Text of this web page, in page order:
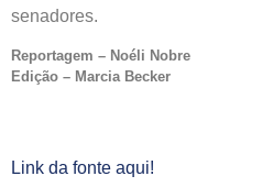
senadores.
Reportagem – Noéli Nobre
Edição – Marcia Becker
Link da fonte aqui!